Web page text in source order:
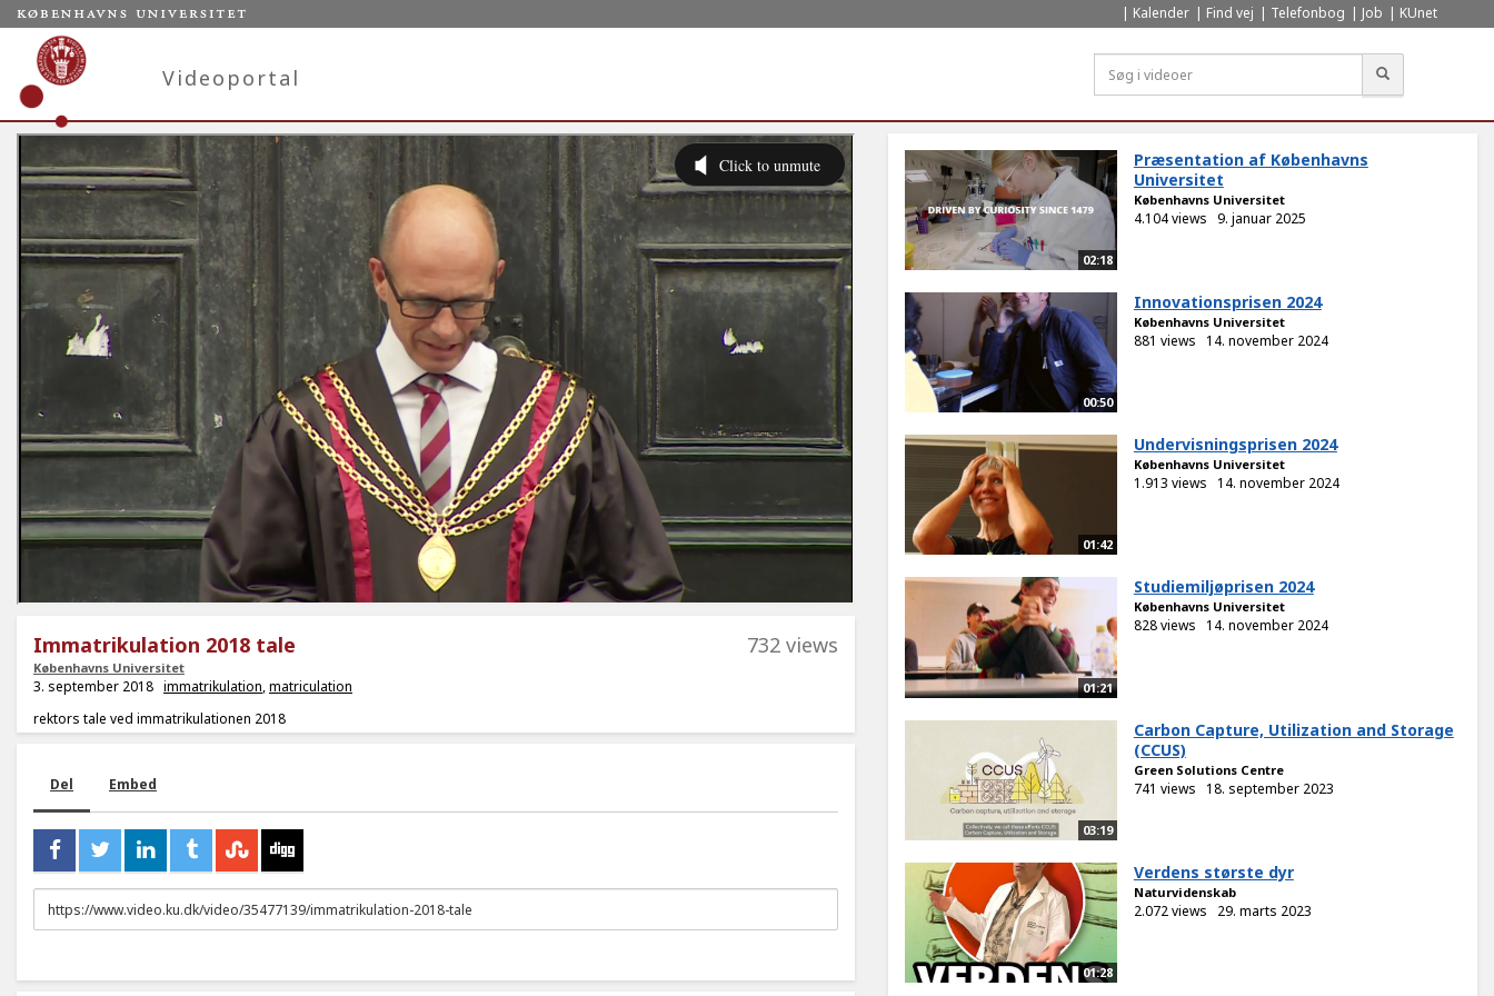
Kalender Find vej Telefonbog Job KUnet
Videoportal
Immatrikulation 2018 tale
Københavns Universitet
732 views
3. september 2018 immatrikulation,matriculation
rektors tale ved immatrikulationen 2018
Del Embed
URL
to
02:18
Præsentation af Københavns
Universitet
Københavns Universitet
4.104 views 9. januar 2025
00:50
Innovationsprisen 2024
Københavns Universitet
881 views 14. november 2024
01:42
Undervisningsprisen 2024
Københavns Universitet
1.913 views 14. november 2024
01:21
Studiemiljøprisen 2024
Københavns Universitet
828 views 14. november 2024
03:19
Carbon Capture, Utilization and Storage
(CCUS)
Green Solutions Centre
741 views 18. september 2023
01:28
Verdens største dyr
Naturvidenskab
2.072 views 29. marts 2023